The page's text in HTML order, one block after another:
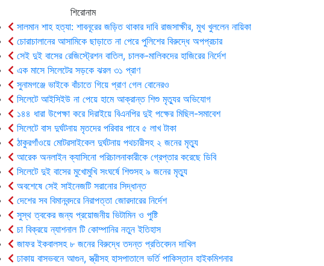
শিরোনাম
সালমান শাহ হত্যা: শাবনূরের জড়িত থাকার দাবি রাজসাক্ষীর, মুখ খুললেন নায়িকা
চোরাচালানের আসামিকে ছাড়াতে না পেরে পুলিশের বিরুদ্ধে অপপ্রচার
সেই দুই বাসের রেজিস্ট্রেশন বাতিল, চালক-মালিকদের হাজিরের নির্দেশ
এক মাসে সিলেটের সড়কে ঝরল ৩১ প্রাণ
সুনামগঞ্জে ভাইকে বাঁচাতে গিয়ে প্রাণ গেল বোনেরও
সিলেটে আইসিইউ না পেয়ে হামে আক্রান্ত শিশু মৃত্যুর অভিযোগ
১৪৪ ধারা উপেক্ষা করে দিরাইয়ে বিএনপির দুই পক্ষের মিছিল-সমাবেশ
সিলেটে বাস দুর্ঘটনায় মৃতদের পরিবার পাবে ৫ লাখ টাকা
ঠাকুরগাঁওয়ে মোটরসাইকেল দুর্ঘটনায় পথচারীসহ ২ জনের মৃত্যু
আরেক অনলাইন ক্যাসিনো পরিচালনাকারীকে গ্রেপ্তার করেছে ডিবি
সিলেটে দুই বাসের মুখোমুখি সংঘর্ষে শিশুসহ ৯ জনের মৃত্যু
অবশেষে সেই সাইনেজটি সরানোর সিদ্ধান্ত
দেশের সব বিমানবন্দরে নিরাপত্তা জোরদারের নির্দেশ
সুস্থ ত্বকের জন্য প্রয়োজনীয় ভিটামিন ও পুষ্টি
চা বিক্রয়ে ন্যাশনাল টি কোম্পানির নতুন ইতিহাস
জাফর ইকবালসহ ৮ জনের বিরুদ্ধে তদন্ত প্রতিবেদন দাখিল
ঢাকায় বাসভবনে আগুন, স্ত্রীসহ হাসপাতালে ভর্তি পাকিস্তান হাইকমিশনার